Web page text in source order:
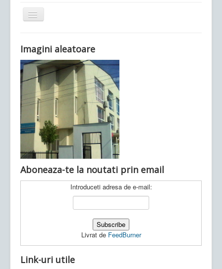
Comută
navigarea
Ultimele articole: Vi, 04.11.2022 -
Județean Mehedinți
Imagini aleatoare
Aboneaza-te la noutati prin email
Introduceti adresa de e-mail:
Livrat de FeedBurner
Link-uri utile